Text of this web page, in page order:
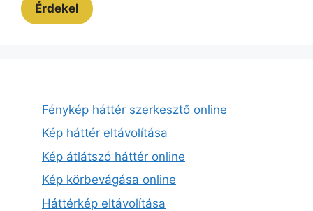
Érdekel
Fénykép háttér szerkesztő online
Kép háttér eltávolítása
Kép átlátszó háttér online
Kép körbevágása online
Háttérkép eltávolítása